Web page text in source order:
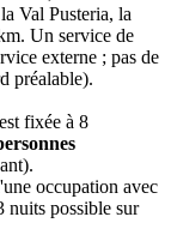
Val Pusteria, la
Un service de
externe ; pas de
préalable).
fixée à 8
occupation avec
nuits possible sur